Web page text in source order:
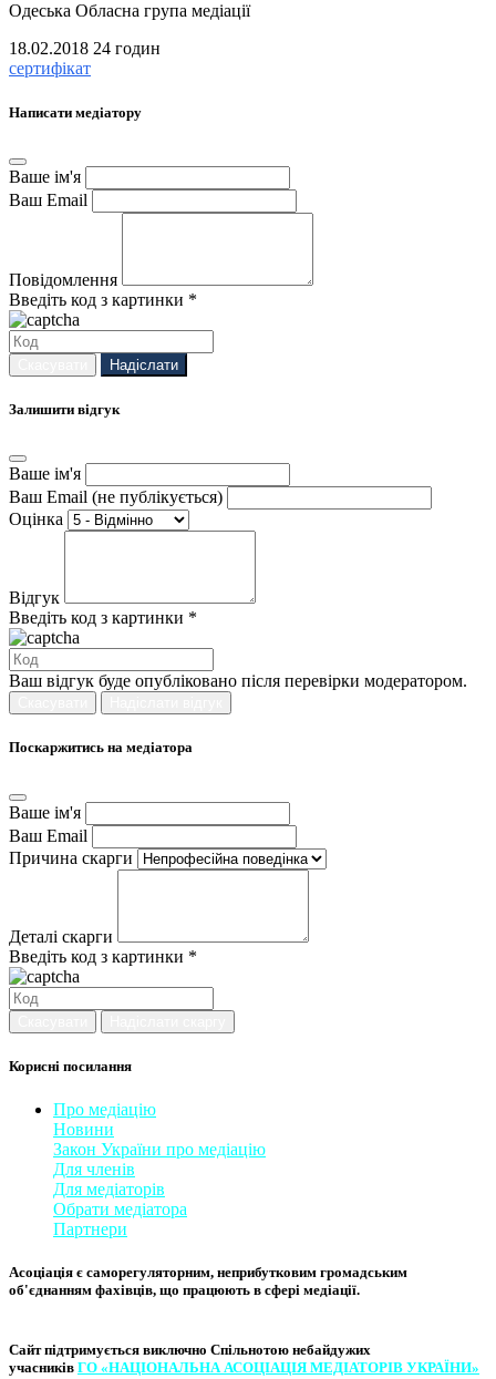
Одеська Обласна група медіації
18.02.2018 24 годин
сертифікат
Написати медіатору
Ваше ім'я
Ваш Email
Повідомлення
Введіть код з картинки *
Надіслати
Залишити відгук
Ваше ім'я
Ваш Email (не публікується)
Оцінка
Відгук
Введіть код з картинки *
Ваш відгук буде опубліковано після перевірки модератором.
Поскаржитись на медіатора
Ваше ім'я
Ваш Email
Причина скарги
Деталі скарги
Введіть код з картинки *
Корисні посилання
Про медіацію
Новини
Закон України про медіаці​ю
Для членів
Для медіаторів
Обрати медіатора
Партнери
Асоціація є саморегуляторним, неприбутковим громадським
об'єднанням фахівців, що працюють в сфері медіації. ​
Сайт підтримується виключно Спільнотою небайдужих
учасників ГО «НАЦІОНАЛЬНА АСОЦІ​АЦІЯ МЕ​​ДІАТОРІВ УКРА​ЇНИ»